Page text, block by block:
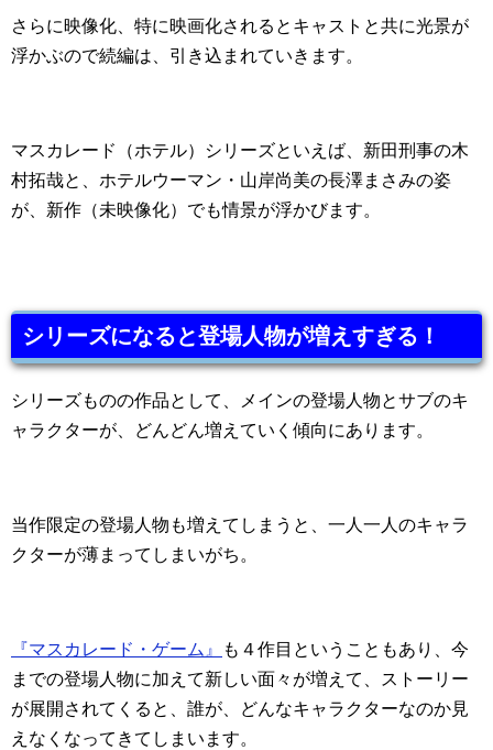
さらに映像化、特に映画化されるとキャストと共に光景が
浮かぶので続編は、引き込まれていきます。
マスカレード（ホテル）シリーズといえば、新田刑事の木
村拓哉と、ホテルウーマン・山岸尚美の長澤まさみの姿
が、新作（未映像化）でも情景が浮かびます。
シリーズになると登場人物が増えすぎる！
シリーズものの作品として、メインの登場人物とサブのキ
ャラクターが、どんどん増えていく傾向にあります。
当作限定の登場人物も増えてしまうと、一人一人のキャラ
クターが薄まってしまいがち。
『マスカレード・ゲーム』
も４作目ということもあり、今
までの登場人物に加えて新しい面々が増えて、ストーリー
が展開されてくると、誰が、どんなキャラクターなのか見
えなくなってきてしまいます。